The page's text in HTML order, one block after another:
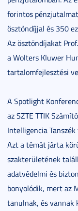
forintos pénzjutalmat
ösztöndíjjal és 350
Az ösztöndíjakat
a Wolters Kluwer
tartalomfejlesztési
A Spotlight
az SZTE TTIK
Intelligencia
Azt a témát járta
szakterületének
adatvédelmi és
bonyolódik, mert az
tanulnak, és vannak